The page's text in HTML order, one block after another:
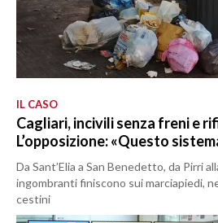
IL CASO
Cagliari, incivili senza freni e
L’opposizione: «Questo
Da Sant’Elia a San Benedetto, da Pirri
ingombranti finiscono sui marciapiedi,
cestini